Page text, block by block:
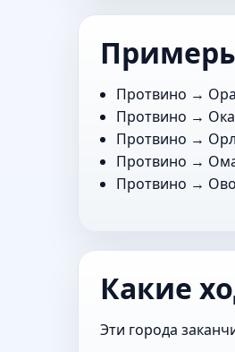
Протвино →
Протвино →
Протвино →
Протвино →
Протвино → Ово
Какие
Эти города